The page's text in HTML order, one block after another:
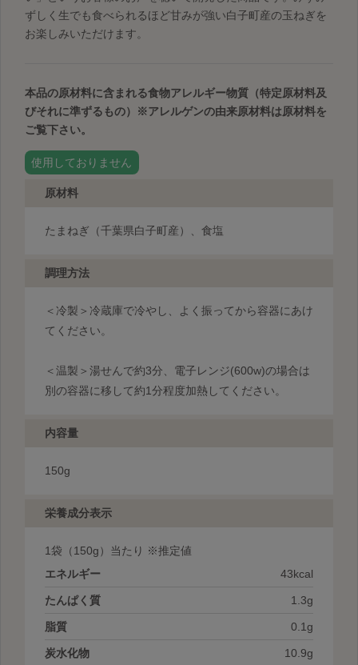
ずしく生でも食べられるほど甘みが強い白子町産の玉ねぎを
お楽しみいただけます。
本品の原材料に含まれる食物アレルギー物質（特定原材料及
びそれに準ずるもの）
※アレルゲンの由来原材料は原材料を
ご覧下さい。
使用しておりません
原材料
たまねぎ（千葉県白子町産）、食塩
調理方法
＜冷製＞ 冷蔵庫で冷やし、よく振ってから容器にあけ
てください。
＜温製＞ 湯せんで約3分、電子レンジ(600w)の場合は
別の容器に移して約1分程度加熱してください。
内容量
150g
栄養成分表示
1袋 （150g）当たり ※推定値
エネルギー
43kcal
たんぱく質 1.3g
脂質 0.1g
炭水化物 10.9g